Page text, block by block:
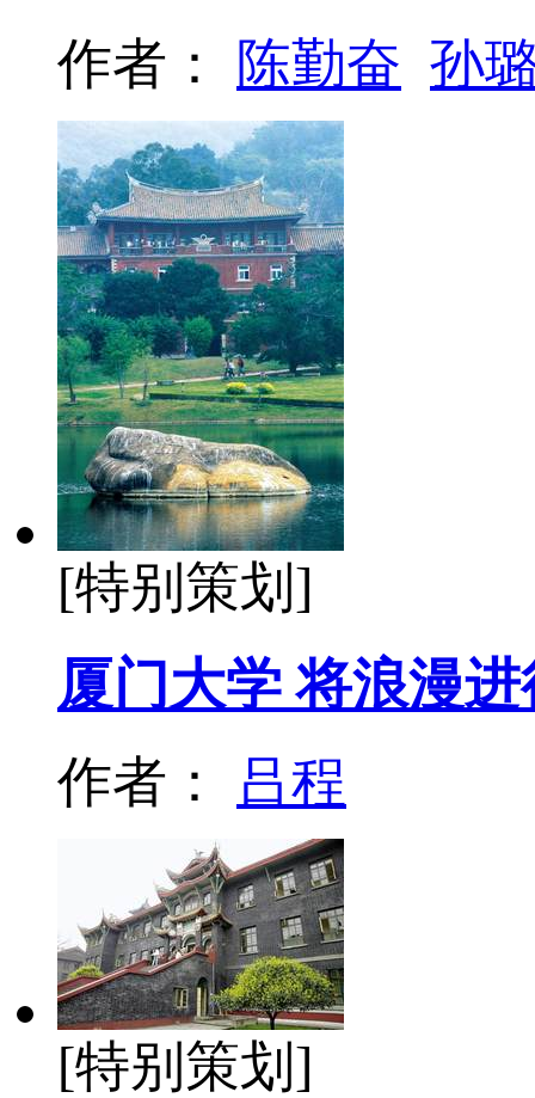
作者： 陈勤奋 孙
[特别策划]
厦门大学 将浪漫
作者： 吕程
[特别策划]